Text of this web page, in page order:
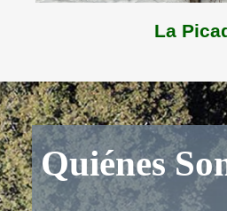
La
Quiénes